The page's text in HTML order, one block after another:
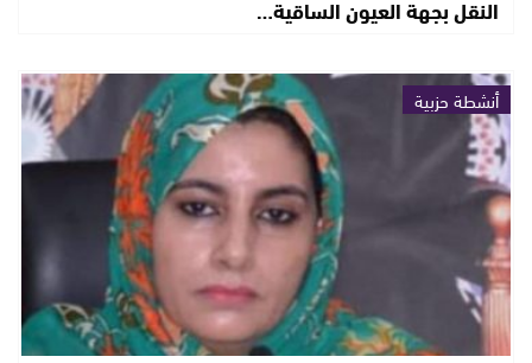
النقل بجهة العيون الساقية…
أنشطة حزبية